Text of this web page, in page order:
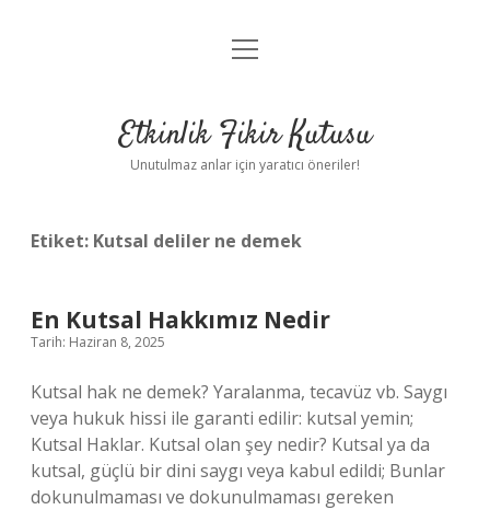
Anasayfa
Yasal Uyarı
menüyü
Etkinlik Fikir Kutusu
Unutulmaz anlar için yaratıcı öneriler!
Etiket: Kutsal deliler ne demek
En Kutsal Hakkımız Nedir
Tarih: Haziran 8, 2025
Kutsal hak ne demek? Yaralanma, tecavüz vb. Saygı
veya hukuk hissi ile garanti edilir: kutsal yemin;
Kutsal Haklar. Kutsal olan şey nedir? Kutsal ya da
kutsal, güçlü bir dini saygı veya kabul edildi; Bunlar
dokunulmaması ve dokunulmaması gereken